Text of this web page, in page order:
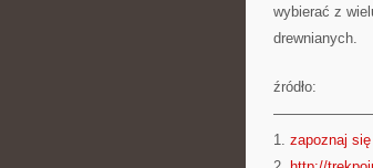
wybierać z
drewnianych.
źródło:
1. zapoznaj się